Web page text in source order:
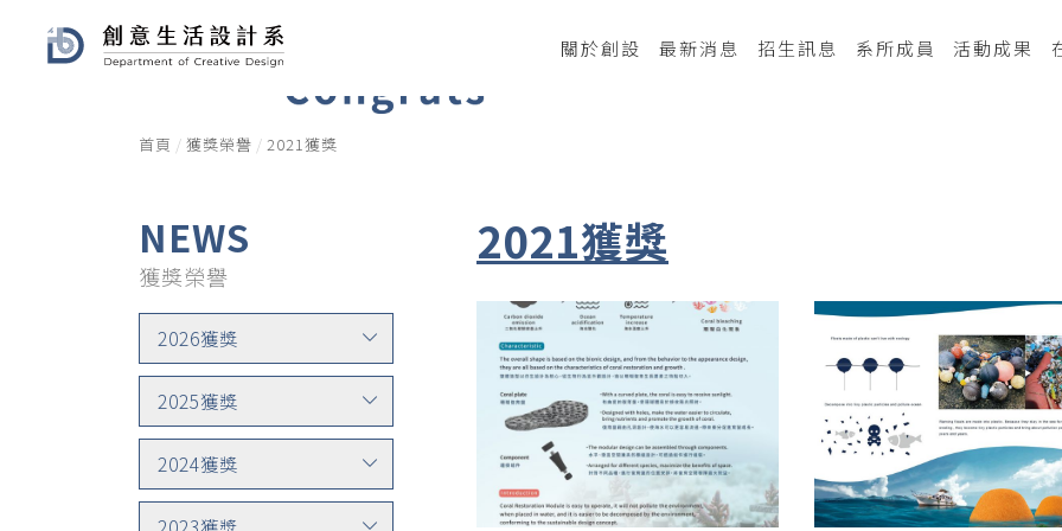
關於創設 最新消息 招生訊息 系所成員 活動成果
首頁 獲獎榮譽 2021獲獎
NEWS
獲獎榮譽
2026獲獎
2025獲獎
2024獲獎
2021獲獎